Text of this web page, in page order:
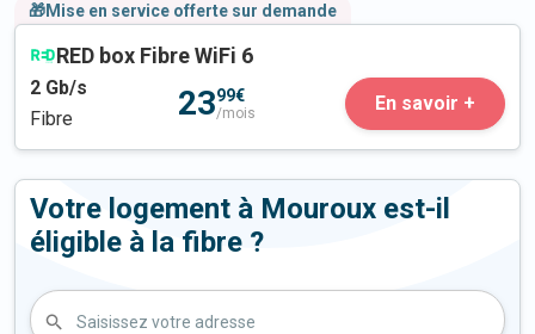
🎁Mise en service offerte sur demande
RED box Fibre WiFi 6
2 Gb/s
Fibre
2399€
/mois En savoir +
Votre logement à Mouroux est-il
éligible à la fibre ?
Saisissez votre adresse